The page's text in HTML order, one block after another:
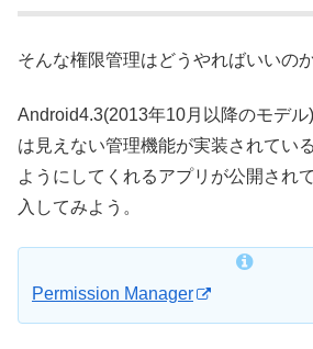
そんな権限管理はどうやればいいの
Android4.3(2013年10月以降のモデ
は見えない管理機能が実装されてい
ようにしてくれるアプリが公開され
入してみよう。
Permission Manager